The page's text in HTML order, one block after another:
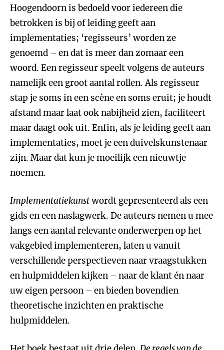
Hoogendoorn is bedoeld voor iedereen die
betrokken is bij of leiding geeft aan
implementaties; ‘regisseurs’ worden ze
genoemd – en dat is meer dan zomaar een
woord. Een regisseur speelt volgens de auteurs
namelijk een groot aantal rollen. Als regisseur
stap je soms in een scène en soms eruit; je houdt
afstand maar laat ook nabijheid zien, faciliteert
maar daagt ook uit. Enfin, als je leiding geeft aan
implementaties, moet je een duivelskunstenaar
zijn. Maar dat kun je moeilijk een nieuwtje
noemen.
Implementatiekunstwordt gepresenteerd als een
gids en een naslagwerk. De auteurs nemen u mee
langs een aantal relevante onderwerpen op het
vakgebied implementeren, laten u vanuit
verschillende perspectieven naar vraagstukken
en hulpmiddelen kijken – naar de klant én naar
uw eigen persoon – en bieden bovendien
theoretische inzichten en praktische
hulpmiddelen.